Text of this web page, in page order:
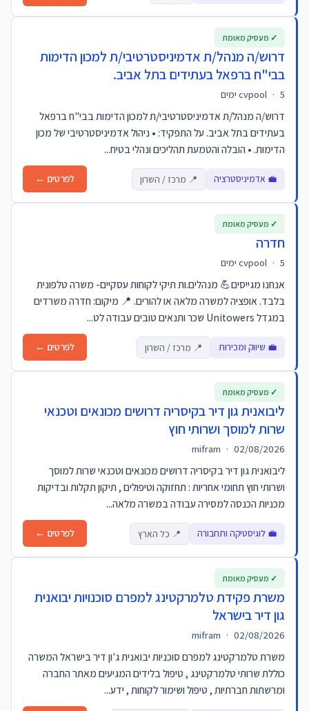
דרוש/ה מנהל/ת אדמיניסטרטיבי/ת למכון הדימות
בבי"ח ברפאל בעתידים בתל אביב.
cvpool · 5 ימים
דרוש/ה מנהל/ת אדמיניסטרטיבי/ת למכון הדימות בבי"ח ברפאל
בעתידים בתל אביב. על התפקיד: • ניהול אדמיניסטרטיבי של מכון
הדימות. • הובלה והטמעת תהליכים ונהלי בטיח...
💼 אדמיניסטרציה 📍 מרכז / השרון לפרטים ←
✓ מעסיק מאומת
חדרה
cvpool · 5 ימים
אנחנו מגייסים💪 מנהלים.ות תיקי לקוחות עסקיים- משרה טלפונית
בלבד. אופציה למשרה מלאה או להורים. 📍 מיקום: חדרה משרדים
במגדל Unitowers שכר ותנאים טובים עבודה לט...
💼 שיווק ומכירות 📍 מרכז / השרון לפרטים ←
✓ מעסיק מאומת
ליבואנית גון דיר בקיסריה דרושים מכונאים וטכנאי
שרות למוסך ושרותי חוץ
mifram · 02/08/2026
ליבואנית גון דיר בקיסריה דרושים מכונאים וטכנאי שרות למוסך
ושרותי חוץ תחומי אחריות : תחזוקה וטיפולים , תיקון תקלות ובדיקות
מכניות הכנסה למסירה עבודה במשרה מלאה...
💼 לוגיסטיקה ותחבורה 📍 כל הארץ לפרטים ←
✓ מעסיק מאומת
משרת פקידת טלמרקטינג למפרם סוכנויות יבואנית
גון דיר בישראל
mifram · 02/08/2026
משרת טלמרקטינג למפרם סוכניות יבואנית ג'ון דיר בישראל המשרה
כוללת שרותי טלמרקטינג , טיפול בלידים המגיעים מאתר החברה
ומרשתות חברתיות , טיפול ושימור לקוחות , ידע...
✓ מעסיק מאומת